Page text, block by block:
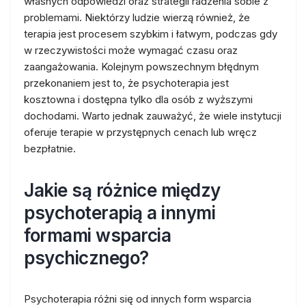
problemami. Niektórzy ludzie wierzą również, że
terapia jest procesem szybkim i łatwym, podczas gdy
w rzeczywistości może wymagać czasu oraz
zaangażowania. Kolejnym powszechnym błędnym
przekonaniem jest to, że psychoterapia jest
kosztowna i dostępna tylko dla osób z wyższymi
dochodami. Warto jednak zauważyć, że wiele instytucji
oferuje terapie w przystępnych cenach lub wręcz
bezpłatnie.
Jakie są różnice między
psychoterapią a innymi
formami wsparcia
psychicznego?
Psychoterapia różni się od innych form wsparcia